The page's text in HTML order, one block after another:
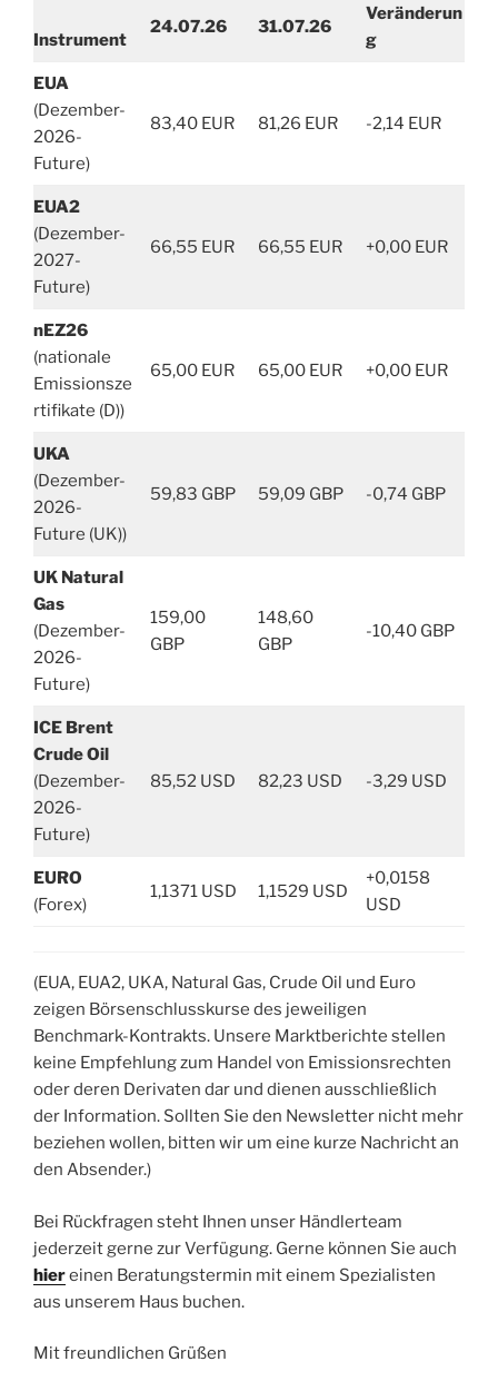
Instrument
24.07.26 31.07.26
Veränderun
g
EUA
(Dezember-
2026-
Future)
83,40 EUR 81,26 EUR -2,14 EUR
EUA2
(Dezember-
2027-
Future)
66,55 EUR 66,55 EUR +0,00 EUR
nEZ26
(nationale
Emissionsze
rtifikate (D))
65,00 EUR 65,00 EUR +0,00 EUR
UKA
(Dezember-
2026-
Future (UK))
59,83 GBP 59,09 GBP -0,74 GBP
UK Natural
Gas
(Dezember-
2026-
Future)
159,00
GBP
148,60
GBP
-10,40 GBP
ICE Brent
Crude Oil
(Dezember-
2026-
Future)
85,52 USD 82,23 USD -3,29 USD
EURO
(Forex)
1,1371 USD 1,1529 USD
+0,0158
USD
(EUA, EUA2, UKA, Natural Gas, Crude Oil und Euro
zeigen Börsenschlusskurse des jeweiligen
Benchmark-Kontrakts. Unsere Marktberichte stellen
keine Empfehlung zum Handel von Emissionsrechten
oder deren Derivaten dar und dienen ausschließlich
der Information. Sollten Sie den Newsletter nicht mehr
beziehen wollen, bitten wir um eine kurze Nachricht an
den Absender.)
Bei Rückfragen steht Ihnen unser Händlerteam
jederzeit gerne zur Verfügung. Gerne können Sie auch
hiereinen Beratungstermin mit einem Spezialisten
aus unserem Haus buchen.
Mit freundlichen Grüßen